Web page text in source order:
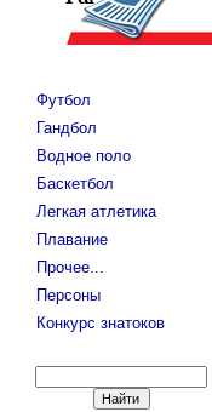
Футбол
Гандбол
Водное поло
Баскетбол
Легкая атлетика
Плавание
Прочее...
Персоны
Конкурс знатоков